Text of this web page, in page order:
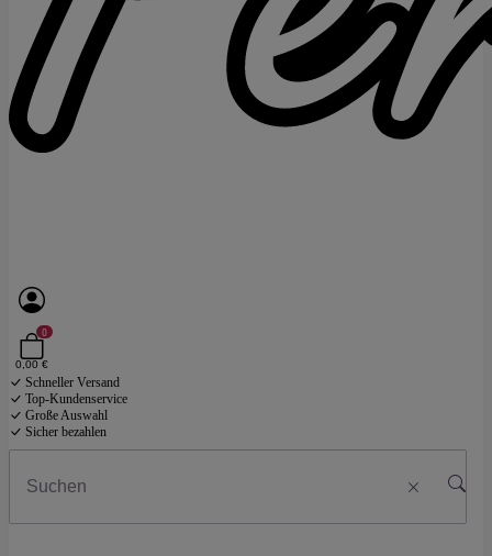
0
0,00 €
Schneller Versand
Top-Kundenservice
Große Auswahl
Sicher bezahlen